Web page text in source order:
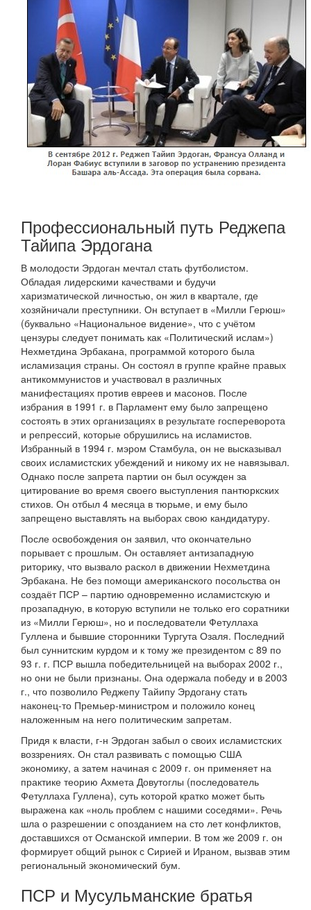
Профессиональный путь Реджепа
Тайипа Эрдогана
В молодости Эрдоган мечтал стать футболистом.
Обладая лидерскими качествами и будучи
харизматической личностью, он жил в квартале, где
хозяйничали преступники. Он вступает в «Милли Герюш»
(буквально «Национальное видение», что с учётом
цензуры следует понимать как «Политический ислам»)
Нехметдина Эрбакана, программой которого была
исламизация страны. Он состоял в группе крайне правых
антикоммунистов и участвовал в различных
манифестациях против евреев и масонов. После
избрания в 1991 г. в Парламент ему было запрещено
состоять в этих организациях в результате госпереворота
и репрессий, которые обрушились на исламистов.
Избранный в 1994 г. мэром Стамбула, он не высказывал
своих исламистских убеждений и никому их не навязывал.
Однако после запрета партии он был осужден за
цитирование во время своего выступления пантюркских
стихов. Он отбыл 4 месяца в тюрьме, и ему было
запрещено выставлять на выборах свою кандидатуру.
После освобождения он заявил, что окончательно
порывает с прошлым. Он оставляет антизападную
риторику, что вызвало раскол в движении Нехметдина
Эрбакана. Не без помощи американского посольства он
создаёт ПСР – партию одновременно исламистскую и
прозападную, в которую вступили не только его соратники
из «Милли Герюш», но и последователи Фетуллаха
Гуллена и бывшие сторонники Тургута Озаля. Последний
был суннитским курдом и к тому же президентом с 89 по
93 г. г. ПСР вышла победительницей на выборах 2002 г.,
но они не были признаны. Она одержала победу и в 2003
г., что позволило Реджепу Тайипу Эрдогану стать
наконец-то Премьер-министром и положило конец
наложенным на него политическим запретам.
Придя к власти, г-н Эрдоган забыл о своих исламистских
воззрениях. Он стал развивать с помощью США
экономику, а затем начиная с 2009 г. он применяет на
практике теорию Ахмета Довутоглы (последователь
Фетуллаха Гуллена), суть которой кратко может быть
выражена как «ноль проблем с нашими соседями». Речь
шла о разрешении с опозданием на сто лет конфликтов,
доставшихся от Османской империи. В том же 2009 г. он
формирует общий рынок с Сирией и Ираном, вызвав этим
региональный экономический бум.
ПСР и Мусульманские братья